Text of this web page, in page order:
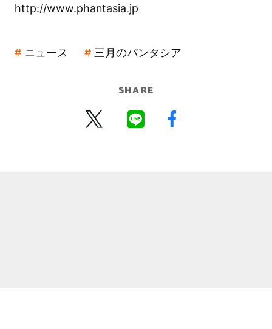
http://www.phantasia.jp
ニュース 三月のパンタシア
SHARE